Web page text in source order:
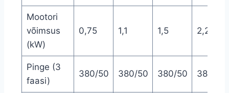
Mootori
võimsus
(kW)
0,75 1,1 1,5 2,2
Pinge (3
faasi)
380/50 380/50 380/50 380/50